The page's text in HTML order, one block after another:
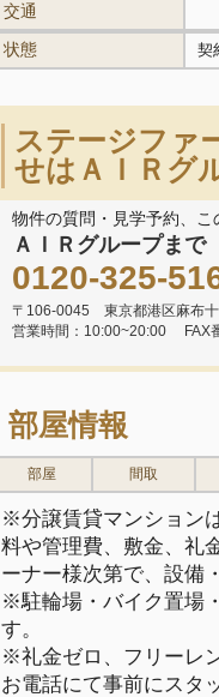
交通
状態
契
ステージファ
せはＡＩＲグ
物件の質問・見学予約、
ＡＩＲグループまで
0120-325-
〒106-0045 東京都港区麻布
営業時間：10:00~20:00
FAX
部屋情報
部屋 間取
※分譲賃貸マンション
料や管理費、敷金、礼
ーナー様次第で、設備
※駐輪場・バイク置場
す。
※礼金ゼロ、フリーレ
お電話にて事前にスタ